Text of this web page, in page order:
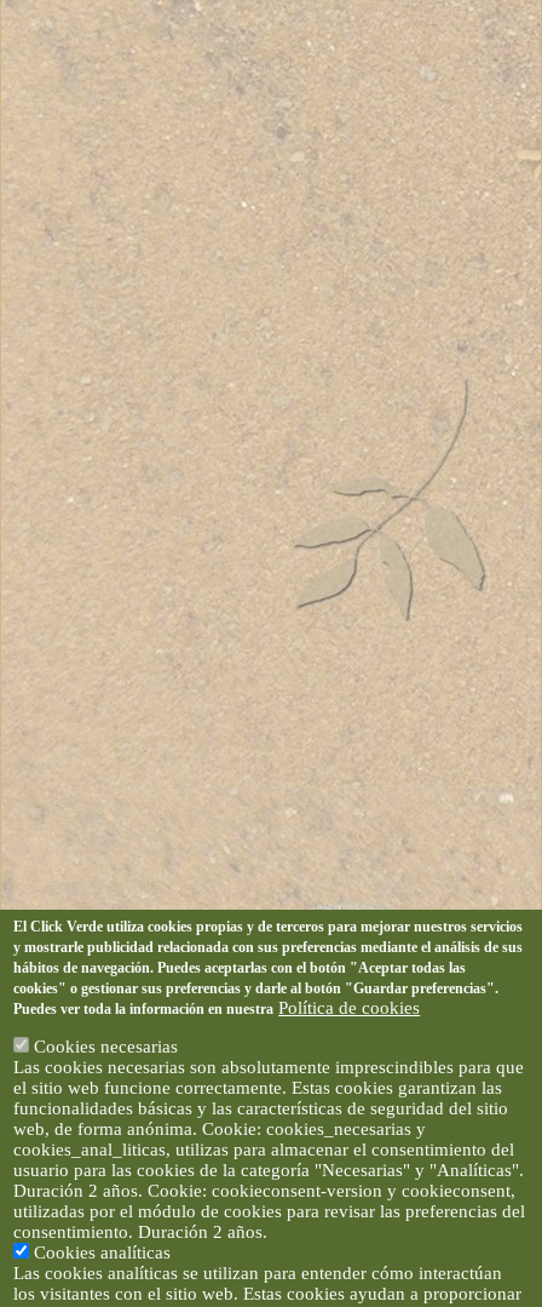
El Click Verde utiliza cookies propias y de terceros para mejorar nuestros servicios
y mostrarle publicidad relacionada con sus preferencias mediante el análisis de sus
hábitos de navegación. Puedes aceptarlas con el botón "Aceptar todas las
cookies" o gestionar sus preferencias y darle al botón "Guardar preferencias".
Puedes ver toda la información en nuestra Política de cookies
Cookies necesarias
Las cookies necesarias son absolutamente imprescindibles para que
el sitio web funcione correctamente. Estas cookies garantizan las
funcionalidades básicas y las características de seguridad del sitio
web, de forma anónima. Cookie: cookies_necesarias y
cookies_anal_liticas, utilizas para almacenar el consentimiento del
usuario para las cookies de la categoría "Necesarias" y "Analíticas".
Duración 2 años. Cookie: cookieconsent-version y cookieconsent,
utilizadas por el módulo de cookies para revisar las preferencias del
consentimiento. Duración 2 años.
Cookies analíticas
Las cookies analíticas se utilizan para entender cómo interactúan
los visitantes con el sitio web. Estas cookies ayudan a proporcionar